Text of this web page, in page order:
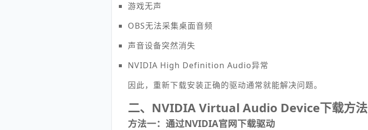
游戏无声
OBS无法采集桌面音频
声音设备突然消失
NVIDIA High Definition Audio异常
因此，重新下载安装正确的驱动通常就能解决问题。
二、NVIDIA Virtual Audio Device下载方法
方法一：通过NVIDIA官网下载驱动